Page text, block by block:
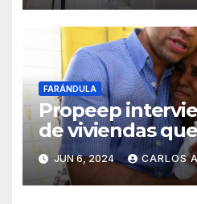
FARÁNDULA
Propeep
de viviendas
dañadas por
inundaciones
Mirabal
JUN 6, 2024 CARLOS